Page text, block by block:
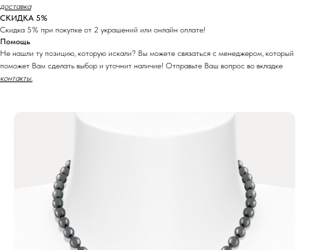
доставка
СКИДКА 5%
Скидка 5% при покупке от 2 украшений или онлайн оплате!
Помощь
Не нашли ту позицию, которую искали? Вы можете связаться с менеджером, который
поможет Вам сделать выбор и уточнит наличие! Отправьте Ваш вопрос во вкладке
контакты.